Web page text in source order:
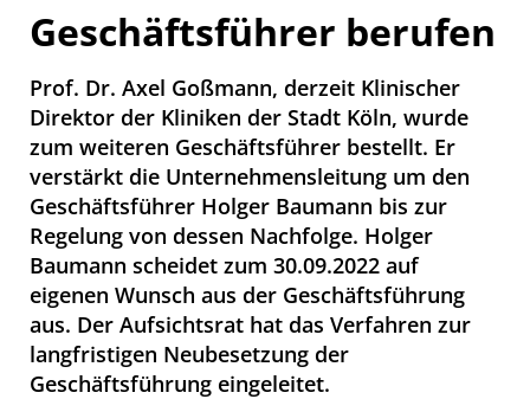
Geschäftsführer berufen
Prof. Dr. Axel Goßmann, derzeit Klinischer
Direktor der Kliniken der Stadt Köln, wurde
zum weiteren Geschäftsführer bestellt. Er
verstärkt die Unternehmensleitung um den
Geschäftsführer Holger Baumann bis zur
Regelung von dessen Nachfolge. Holger
Baumann scheidet zum 30.09.2022 auf
eigenen Wunsch aus der Geschäftsführung
aus. Der Aufsichtsrat hat das Verfahren zur
langfristigen Neubesetzung der
Geschäftsführung eingeleitet.